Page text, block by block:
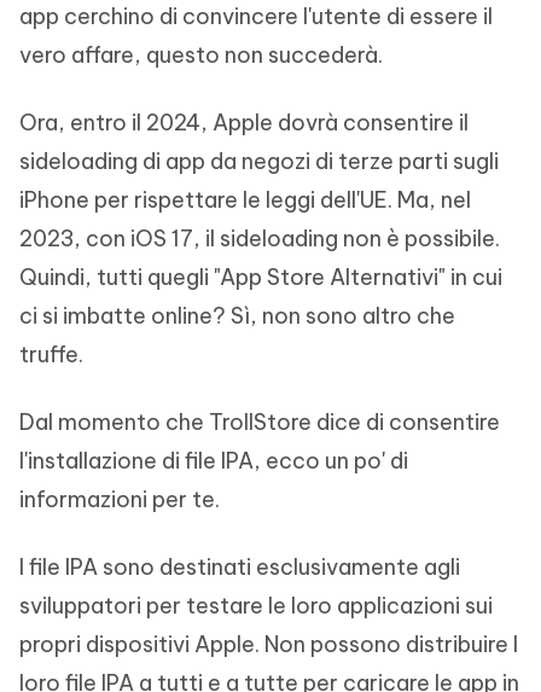
app cerchino di convincere l'utente di essere il
vero affare, questo non succederà.
Ora, entro il 2024, Apple dovrà consentire il
sideloading di app da negozi di terze parti sugli
iPhone per rispettare le leggi dell'UE. Ma, nel
2023, con iOS 17, il sideloading non è possibile.
Quindi, tutti quegli "App Store Alternativi" in cui
ci si imbatte online? Sì, non sono altro che
truffe.
Dal momento che TrollStore dice di consentire
l'installazione di file IPA, ecco un po' di
informazioni per te.
I file IPA sono destinati esclusivamente agli
sviluppatori per testare le loro applicazioni sui
propri dispositivi Apple. Non possono distribuire I
loro file IPA a tutti e a tutte per caricare le app in